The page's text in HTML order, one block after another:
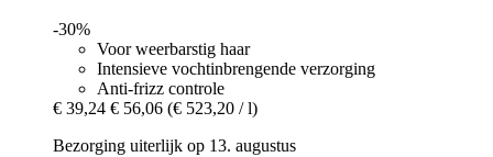
-30%
Voor weerbarstig haar
Intensieve vochtinbrengende verzorging
Anti-frizz controle
€ 39,24 € 56,06 (€ 523,20 / l)
Bezorging uiterlijk op 13. augustus